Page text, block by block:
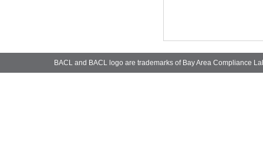
BACL and BACL logo are trademarks of Bay Area